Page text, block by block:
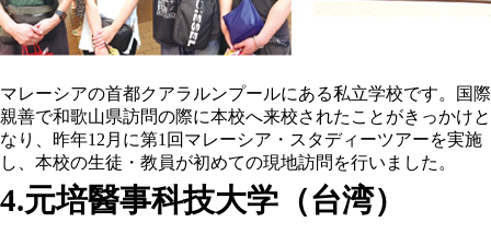
マレーシアの首都クアラルンプールにある私立学校です。国際
親善で和歌山県訪問の際に本校へ来校されたことがきっかけと
なり、昨年12月に第1回マレーシア・スタディーツアーを実施
し、本校の生徒・教員が初めての現地訪問を行いました。
4.元培醫事科技大学（台湾）